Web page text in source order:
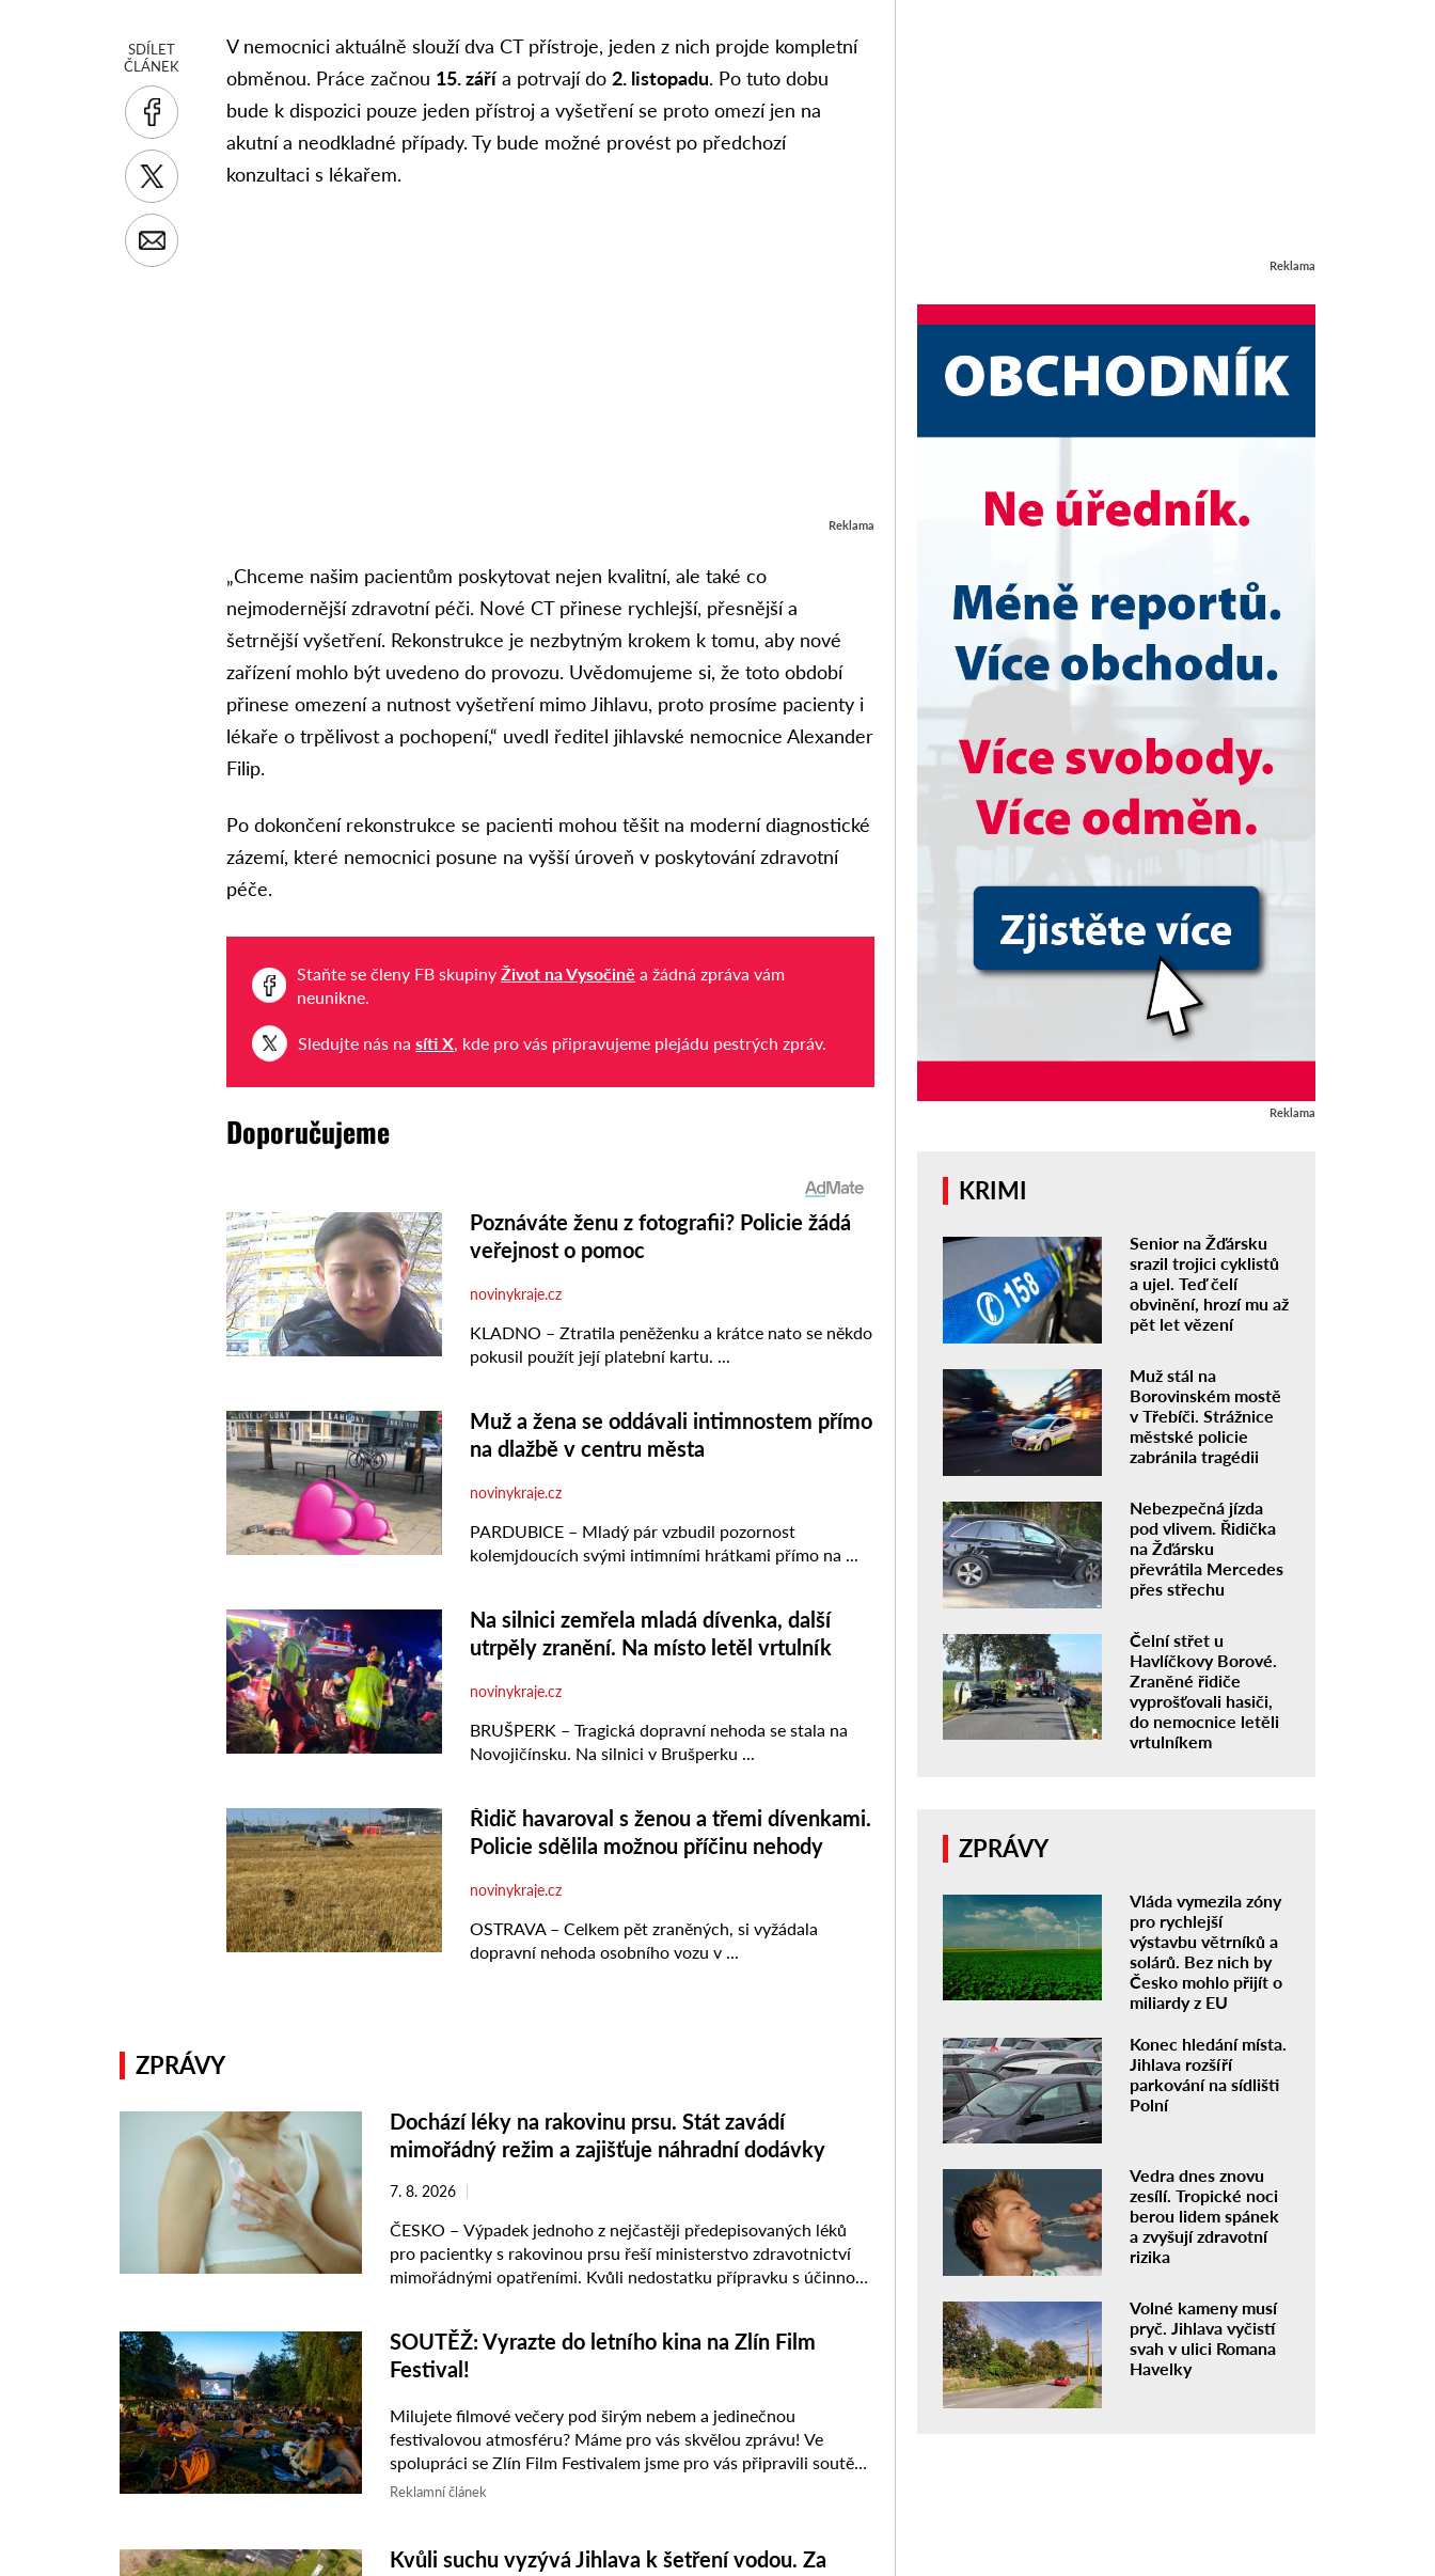
SDÍLET
ČLÁNEK
V nemocnici aktuálně slouží dva CT přístroje, jeden z nich projde kompletní
obměnou. Práce začnou 15. zářía potrvají do 2. listopadu. Po tuto dobu
bude k dispozici pouze jeden přístroj a vyšetření se proto omezí jen na
akutní a neodkladné případy. Ty bude možné provést po předchozí
konzultaci s lékařem.
Reklama
„Chceme našim pacientům poskytovat nejen kvalitní, ale také co
nejmodernější zdravotní péči. Nové CT přinese rychlejší, přesnější a
šetrnější vyšetření. Rekonstrukce je nezbytným krokem k tomu, aby nové
zařízení mohlo být uvedeno do provozu. Uvědomujeme si, že toto období
přinese omezení a nutnost vyšetření mimo Jihlavu, proto prosíme pacienty i
lékaře o trpělivost a pochopení,“ uvedl ředitel jihlavské nemocnice Alexander
Filip.
Po dokončení rekonstrukce se pacienti mohou těšit na moderní diagnostické
zázemí, které nemocnici posune na vyšší úroveň v poskytování zdravotní
péče.
Staňte se členy FB skupinyŽivot na Vysočině a žádná zpráva vám
neunikne.
Sledujte nás nasíti X , kde pro vás připravujeme plejádu pestrých zpráv.
Doporučujeme
ZPRÁVY
Dochází léky na rakovinu prsu. Stát zavádí
mimořádný režim a zajišťuje náhradní dodávky
7. 8. 2026
ČESKO – Výpadek jednoho z nejčastěji předepisovaných léků
pro pacientky s rakovinou prsu řeší ministerstvo zdravotnictví
mimořádnými opatřeními. Kvůli nedostatku přípravku s účinnou
SOUTĚŽ: Vyrazte do letního kina na Zlín Film
Festival!
Milujete filmové večery pod širým nebem a jedinečnou
festivalovou atmosféru? Máme pro vás skvělou zprávu! Ve
spolupráci se Zlín Film Festivalem jsme pro vás připravili soutěž
o vstupenky do oblíbeného ...
Reklamní článek
Kvůli suchu vyzývá Jihlava k šetření vodou. Za
Reklama
Reklama
KRIMI
Senior na Žďársku
srazil trojici cyklistů
a ujel. Teď čelí
obvinění, hrozí mu až
pět let vězení
Muž stál na
Borovinském mostě
v Třebíči. Strážnice
městské policie
zabránila tragédii
Nebezpečná jízda
pod vlivem. Řidička
na Žďársku
převrátila Mercedes
přes střechu
Čelní střet u
Havlíčkovy Borové.
Zraněné řidiče
vyprošťovali hasiči,
do nemocnice letěli
vrtulníkem
ZPRÁVY
Vláda vymezila zóny
pro rychlejší
výstavbu větrníků a
solárů. Bez nich by
Česko mohlo přijít o
miliardy z EU
Konec hledání místa.
Jihlava rozšíří
parkování na sídlišti
Polní
Vedra dnes znovu
zesílí. Tropické noci
berou lidem spánek
a zvyšují zdravotní
rizika
Volné kameny musí
pryč. Jihlava vyčistí
svah v ulici Romana
Havelky